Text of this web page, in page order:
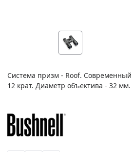
Система призм - Roof.
12 крат. Диаметр объектива - 32 мм.